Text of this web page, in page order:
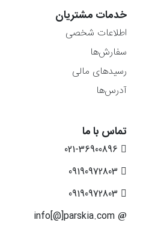
خدمات مشتریان
اطلاعات شخصی
سفارش‌ها
رسیدهای مالی
آدرس‌ها
تماس با ما